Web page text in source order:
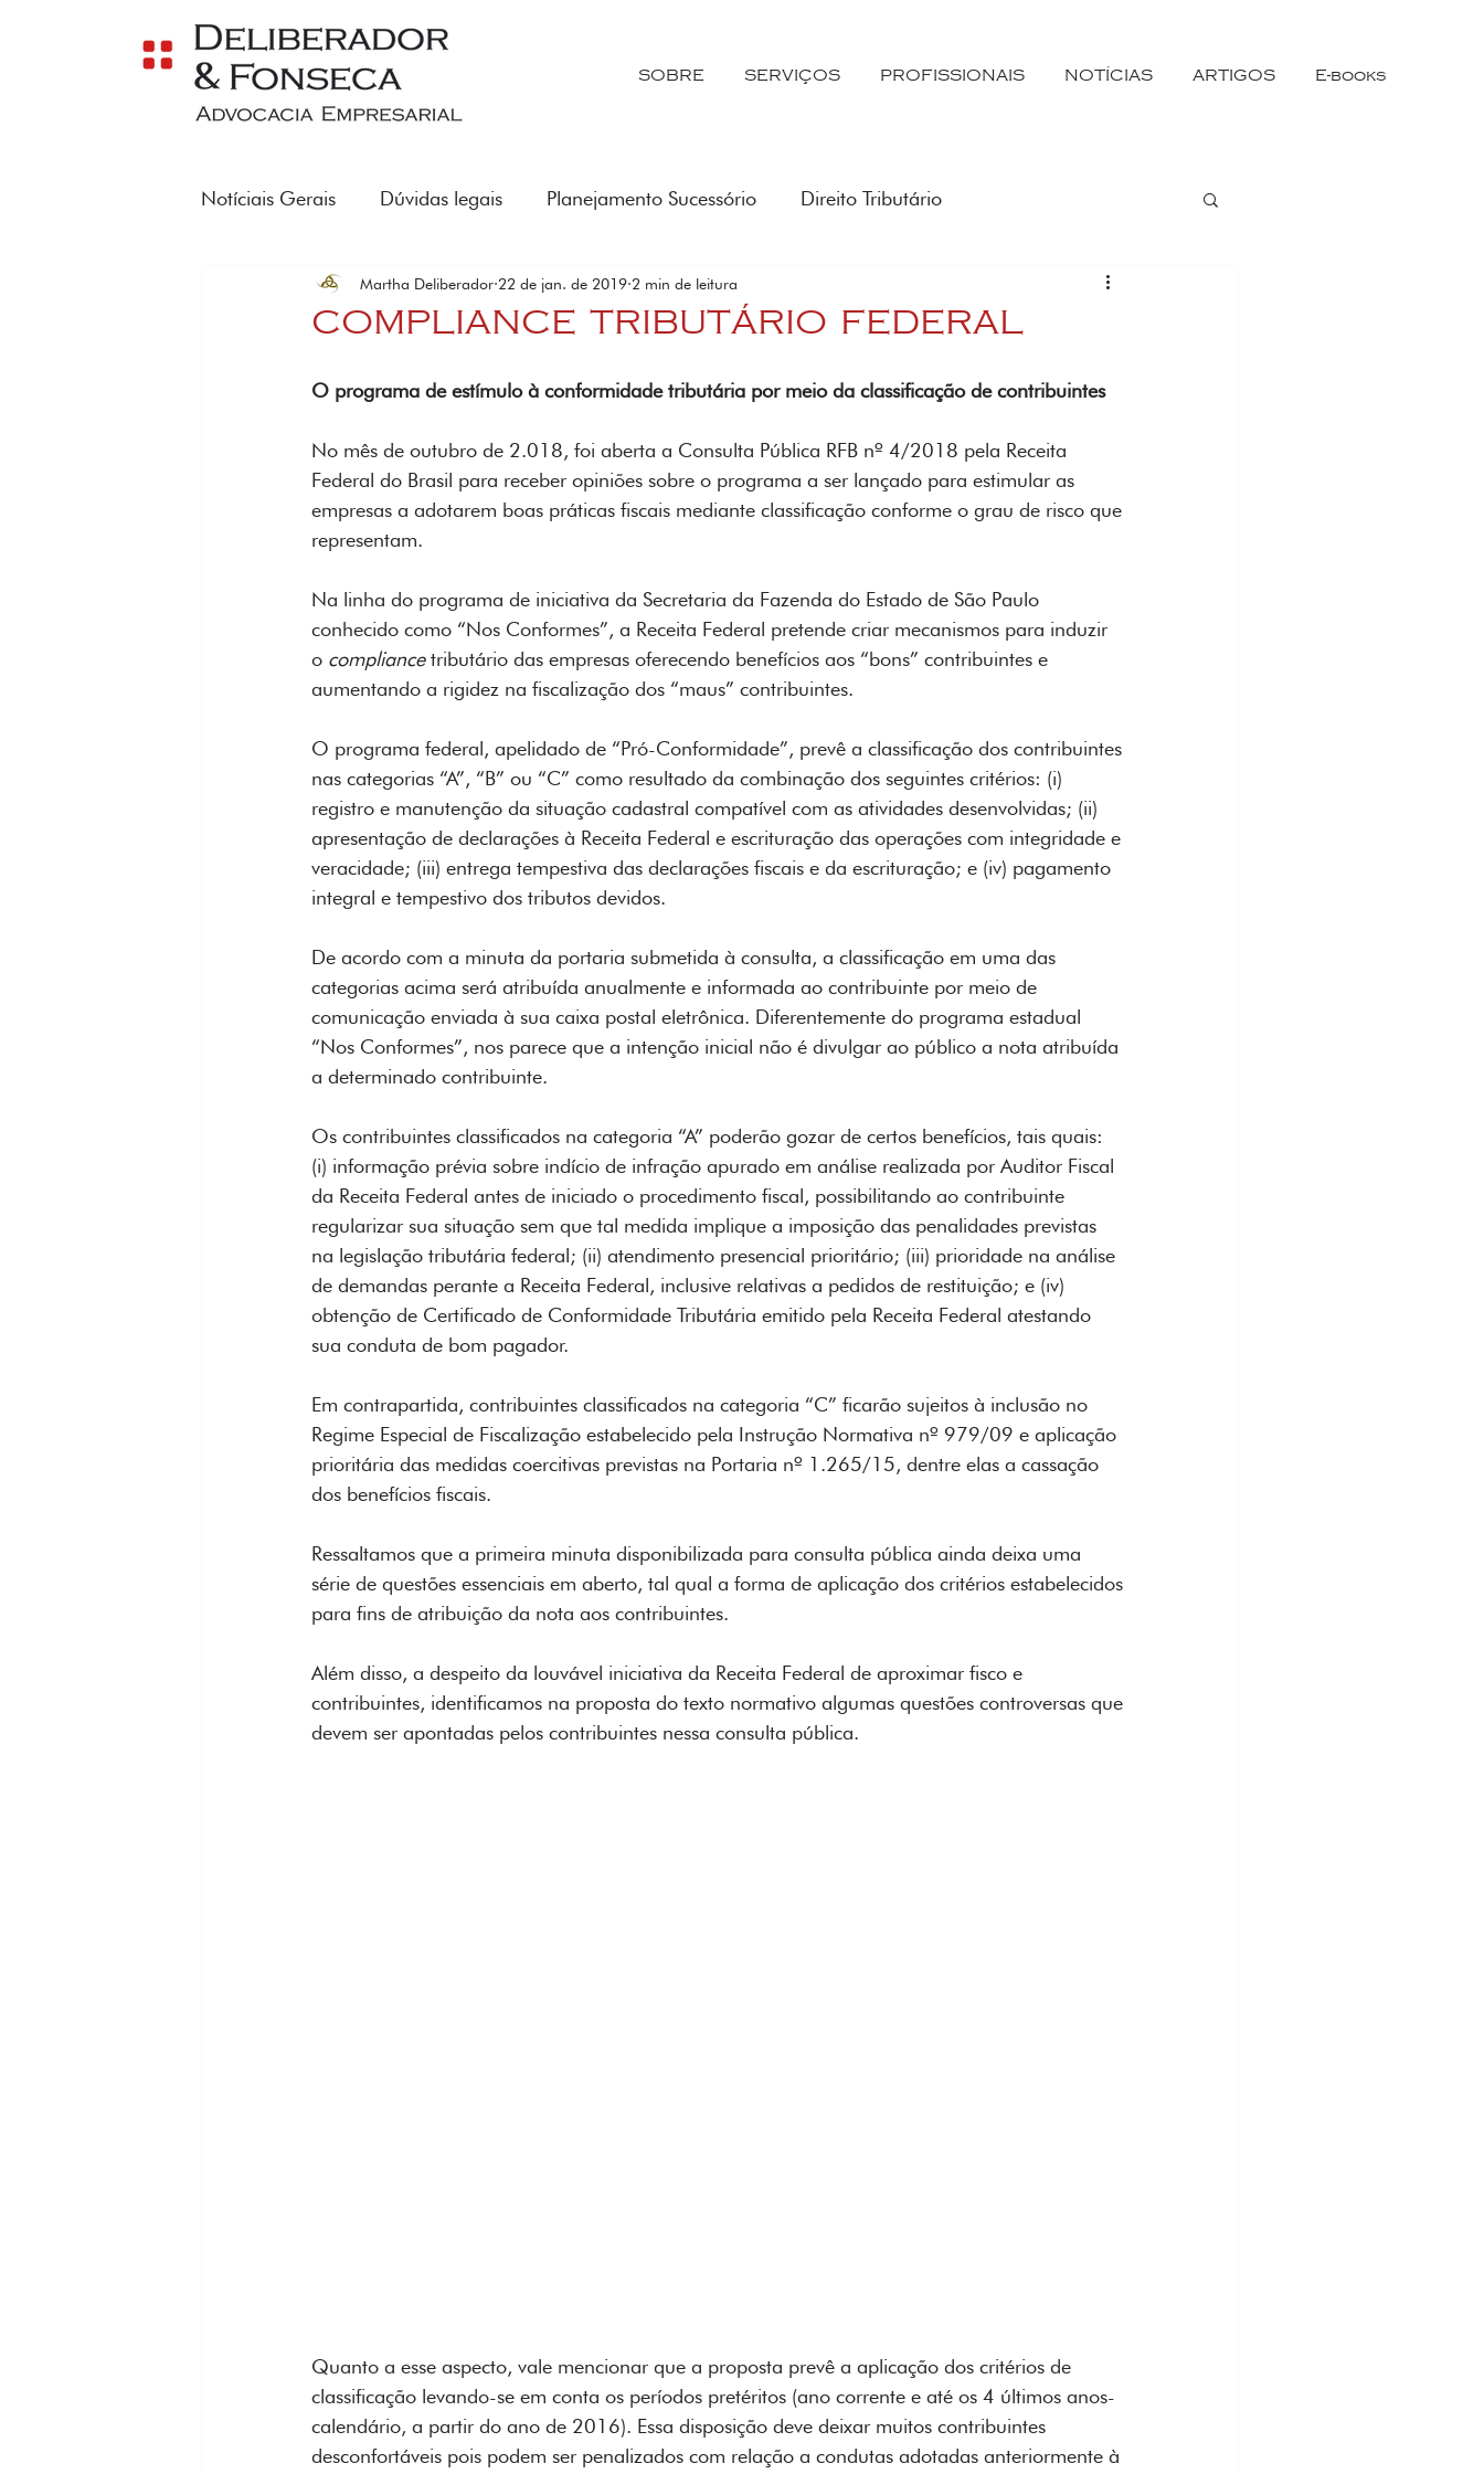
SOBRE SERVIÇOS PROFISSIONAIS NOTÍCIAS ARTIGOS E-books
Notíciais Gerais Dúvidas legais Planejamento Sucessório Direito Tributário
REFORMA TRIBUTÁRIA
COMPLIANCE TRIBUTÁRIO FEDERAL
Martha Deliberador 22 de jan. de 2019 2 min de leitura
O programa de estímulo à conformidade tributária por meio da classificação de contribuintes
No mês de outubro de 2.018, foi aberta a Consulta Pública RFB nº 4/2018 pela Receita
Federal do Brasil para receber opiniões sobre o programa a ser lançado para estimular as
empresas a adotarem boas práticas fiscais mediante classificação conforme o grau de risco que
representam.
Na linha do programa de iniciativa da Secretaria da Fazenda do Estado de São Paulo
conhecido como “Nos Conformes”, a Receita Federal pretende criar mecanismos para induzir
o compliance tributário das empresas oferecendo benefícios aos “bons” contribuintes e
aumentando a rigidez na fiscalização dos “maus” contribuintes.
O programa federal, apelidado de “Pró-Conformidade”, prevê a classificação dos contribuintes
nas categorias “A”, “B” ou “C” como resultado da combinação dos seguintes critérios: (i)
registro e manutenção da situação cadastral compatível com as atividades desenvolvidas; (ii)
apresentação de declarações à Receita Federal e escrituração das operações com integridade e
veracidade; (iii) entrega tempestiva das declarações fiscais e da escrituração; e (iv) pagamento
integral e tempestivo dos tributos devidos.
De acordo com a minuta da portaria submetida à consulta, a classificação em uma das
categorias acima será atribuída anualmente e informada ao contribuinte por meio de
comunicação enviada à sua caixa postal eletrônica. Diferentemente do programa estadual
“Nos Conformes”, nos parece que a intenção inicial não é divulgar ao público a nota atribuída
a determinado contribuinte.
Os contribuintes classificados na categoria “A” poderão gozar de certos benefícios, tais quais:
(i) informação prévia sobre indício de infração apurado em análise realizada por Auditor Fiscal
da Receita Federal antes de iniciado o procedimento fiscal, possibilitando ao contribuinte
regularizar sua situação sem que tal medida implique a imposição das penalidades previstas
na legislação tributária federal; (ii) atendimento presencial prioritário; (iii) prioridade na análise
de demandas perante a Receita Federal, inclusive relativas a pedidos de restituição; e (iv)
obtenção de Certificado de Conformidade Tributária emitido pela Receita Federal atestando
sua conduta de bom pagador.
Em contrapartida, contribuintes classificados na categoria “C” ficarão sujeitos à inclusão no
Regime Especial de Fiscalização estabelecido pela Instrução Normativa nº 979/09 e aplicação
prioritária das medidas coercitivas previstas na Portaria nº 1.265/15, dentre elas a cassação
dos benefícios fiscais.
Ressaltamos que a primeira minuta disponibilizada para consulta pública ainda deixa uma
série de questões essenciais em aberto, tal qual a forma de aplicação dos critérios estabelecidos
para fins de atribuição da nota aos contribuintes.
Além disso, a despeito da louvável iniciativa da Receita Federal de aproximar fisco e
contribuintes, identificamos na proposta do texto normativo algumas questões controversas que
devem ser apontadas pelos contribuintes nessa consulta pública.
Quanto a esse aspecto, vale mencionar que a proposta prevê a aplicação dos critérios de
classificação levando-se em conta os períodos pretéritos (ano corrente e até os 4 últimos anos-
calendário, a partir do ano de 2016). Essa disposição deve deixar muitos contribuintes
desconfortáveis pois podem ser penalizados com relação a condutas adotadas anteriormente à